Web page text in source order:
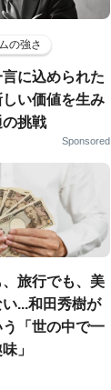
の強さ
言に込められた
い価値を生み
挑戦
Sponsored
旅行でも、美
...和田秀樹が
「世の中で一
」